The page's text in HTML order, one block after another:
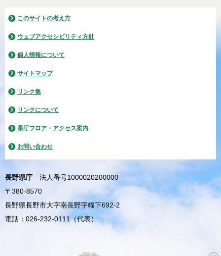
このサイトの考え方
ウェブアクセシビリティ方針
個人情報について
サイトマップ
リンク集
リンクについて
県庁フロア・アクセス案内
お問い合わせ
長野県庁
法人番号1000020200000
〒380-8570
長野県長野市大字南長野字幅下692-2
電話：026-232-0111（代表）